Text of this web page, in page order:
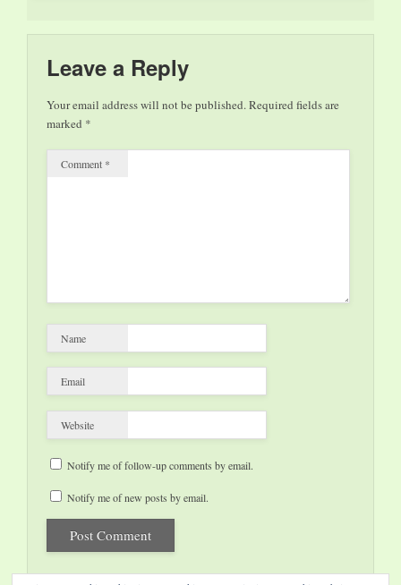
Leave a Reply
Your email address will not be published.Required fields are
marked *
Comment *
Name
Email
Website
Notify me of follow-up comments by email.
Notify me of new posts by email.